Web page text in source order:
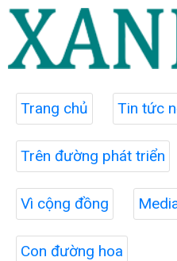
Trang chủ Tin tức
Trên đường phát triển
Vì cộng đồng
Con đường hoa